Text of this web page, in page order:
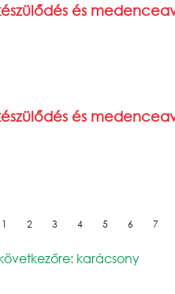
és
és
Oldal
1 Oldal
2 Oldal
3 Oldal
4 Oldal
5 Oldal
6 7
karácsony